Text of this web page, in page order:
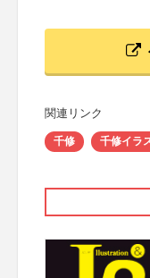
関連リンク
千修 千修イラ